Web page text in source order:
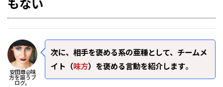
もない
安田尊@味
方を謳うブ
ログ。
次に、相手を褒める系の亜種として、チームメ
イト（味方）を褒める言動を紹介します。